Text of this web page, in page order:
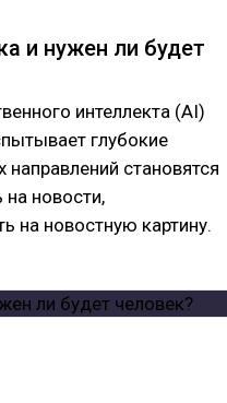
и нужен ли будет
интеллекта (AI)
глубокие
становятся
на новости,
на новостную картину.